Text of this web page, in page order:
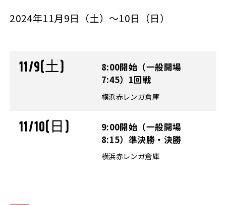
2024年11月9日（土）～10日（日）
11/9(土)
8:00開始（一般開場
7:45）1回戦
横浜赤レンガ倉庫
11/10(日)
9:00開始（一般開場
8:15）準決勝・決勝
横浜赤レンガ倉庫